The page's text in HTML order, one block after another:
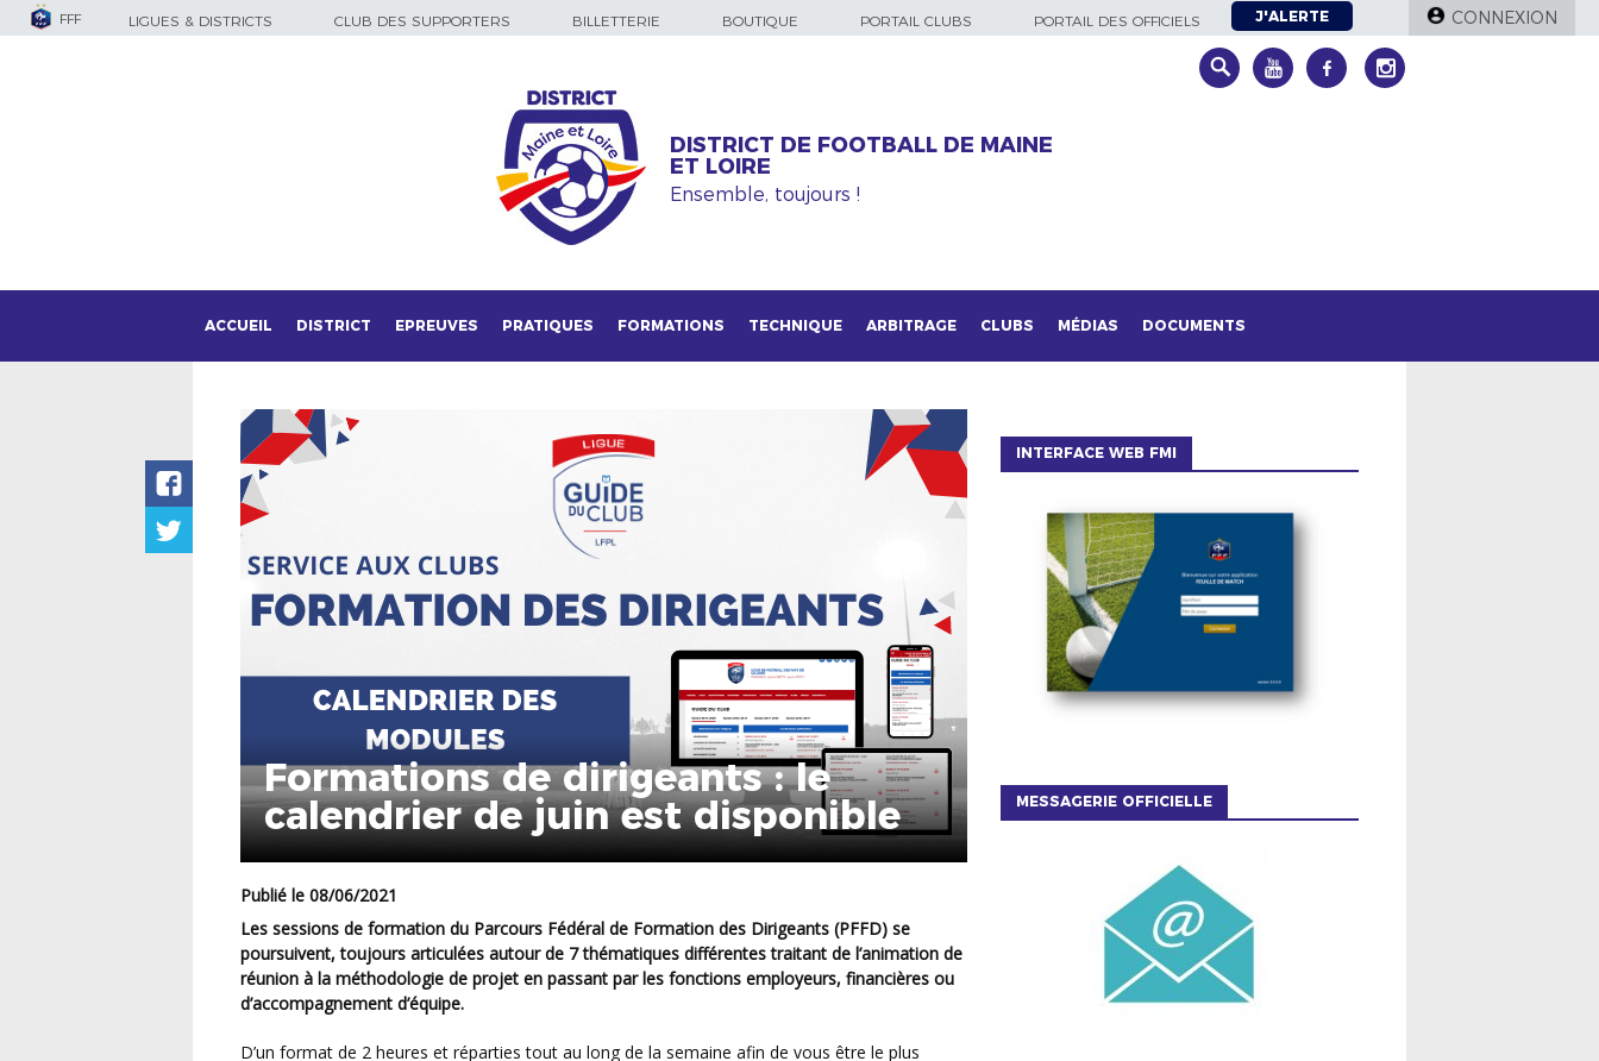
FFF LIGUES & DISTRICTS CLUB DES SUPPORTERS BILLETTERIE BOUTIQUE PORTAIL CLUBS PORTAIL DES OFFICIELS J'ALERTE CONNEXION
DISTRICT DE FOOTBALL DE MAINE
ET LOIRE
Ensemble, toujours !
ACCUEIL DISTRICT EPREUVES PRATIQUES FORMATIONS TECHNIQUE ARBITRAGE CLUBS MÉDIAS DOCUMENTS
Formations de dirigeants : le
calendrier de juin est disponible
Publié le 08/06/2021
Les sessions de formation du Parcours Fédéral de Formation des Dirigeants (PFFD) se
poursuivent, toujours articulées autour de 7 thématiques différentes traitant de l’animation de
réunion à la méthodologie de projet en passant par les fonctions employeurs, financières ou
d’accompagnement d’équipe.
D’un format de 2 heures et réparties tout au long de la semaine afin de vous être le plus
INTERFACE WEB FMI
MESSAGERIE OFFICIELLE